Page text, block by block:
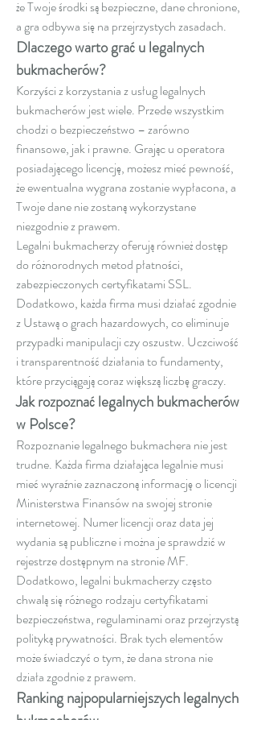
że Twoje środki są bezpieczne, dane chronione,
a gra odbywa się na przejrzystych zasadach.
Dlaczego warto grać u legalnych
bukmacherów?
Korzyści z korzystania z usług legalnych
bukmacherów jest wiele. Przede wszystkim
chodzi o bezpieczeństwo – zarówno
finansowe, jak i prawne. Grając u operatora
posiadającego licencję, możesz mieć pewność,
że ewentualna wygrana zostanie wypłacona, a
Twoje dane nie zostaną wykorzystane
niezgodnie z prawem.
Legalni bukmacherzy oferują również dostęp
do różnorodnych metod płatności,
zabezpieczonych certyfikatami SSL.
Dodatkowo, każda firma musi działać zgodnie
z Ustawą o grach hazardowych, co eliminuje
przypadki manipulacji czy oszustw. Uczciwość
i transparentność działania to fundamenty,
które przyciągają coraz większą liczbę graczy.
Jak rozpoznać legalnych bukmacherów
w Polsce?
Rozpoznanie legalnego bukmachera nie jest
trudne. Każda firma działająca legalnie musi
mieć wyraźnie zaznaczoną informację o licencji
Ministerstwa Finansów na swojej stronie
internetowej. Numer licencji oraz data jej
wydania są publiczne i można je sprawdzić w
rejestrze dostępnym na stronie MF.
Dodatkowo, legalni bukmacherzy często
chwalą się różnego rodzaju certyfikatami
bezpieczeństwa, regulaminami oraz przejrzystą
polityką prywatności. Brak tych elementów
może świadczyć o tym, że dana strona nie
działa zgodnie z prawem.
Ranking najpopularniejszych legalnych
bukmacherów